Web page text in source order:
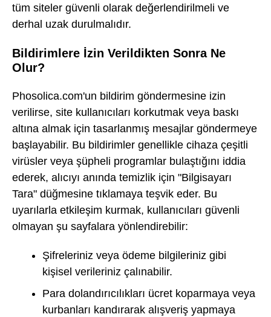
tüm siteler güvenli olarak değerlendirilmeli ve
derhal uzak durulmalıdır.
Bildirimlere İzin Verildikten Sonra Ne
Olur?
Phosolica.com'un bildirim göndermesine izin
verilirse, site kullanıcıları korkutmak veya baskı
altına almak için tasarlanmış mesajlar göndermeye
başlayabilir. Bu bildirimler genellikle cihaza çeşitli
virüsler veya şüpheli programlar bulaştığını iddia
ederek, alıcıyı anında temizlik için "Bilgisayarı
Tara" düğmesine tıklamaya teşvik eder. Bu
uyarılarla etkileşim kurmak, kullanıcıları güvenli
olmayan şu sayfalara yönlendirebilir:
Şifreleriniz veya ödeme bilgileriniz gibi
kişisel verileriniz çalınabilir.
Para dolandırıcılıkları ücret koparmaya veya
kurbanları kandırarak alışveriş yapmaya